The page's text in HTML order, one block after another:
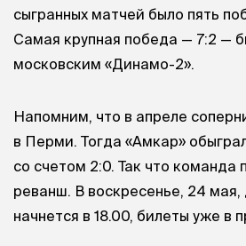
сыгранных матчей было пять
Самая крупная победа — 7:2 —
московским «Динамо-2».
Напомним, что в апреле
в Перми. Тогда «Амкар»
со счетом 2:0. Так что команда
реванш. В воскресенье, 24
начнется в 18.00, билеты уже в